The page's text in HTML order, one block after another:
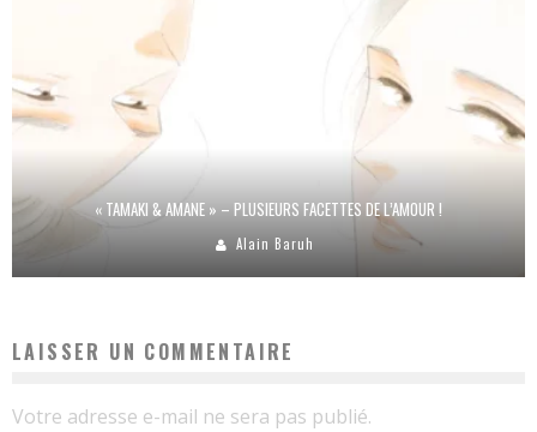
« TAMAKI & AMANE » – PLUSIEURS FACETTES DE L’AMOUR !
Alain Baruh
LAISSER UN COMMENTAIRE
Votre adresse e-mail ne sera pas publié.